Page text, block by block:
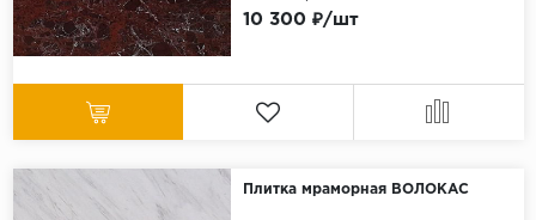
10 300 ₽/шт
Плитка мраморная ВОЛОКАС